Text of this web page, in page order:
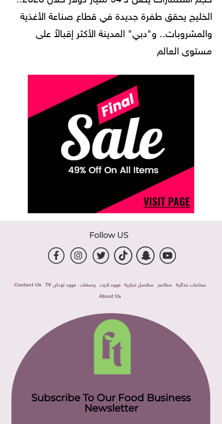
الخليج يحقق طفرة جديدة في قطاع صناعة الأغذية
والمشروبات.. و"دبي" المدينة الأكثر إقبالاً على
مستوى العالم
Follow US
صناعات غذائية مطاعم سلاسل تجارية فوود لايت وصفات فوود توداى TV
Contact Us
About Us
Subscribe To Our Food Business
Newsletter